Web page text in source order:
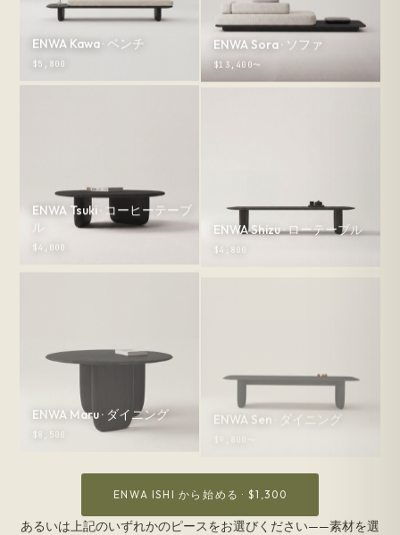
ENWA Kawa · ベンチ
$5,800
ENWA Sora · ソファ
$13,400〜
ENWA Tsuki · コーヒーテーブ
ル
$4,000
ENWA Shizu · ローテーブル
$4,800
ENWA Maru · ダイニング ENWA Sen · ダイニング
$9,800〜
ENWA ISHI から始める · $1,300
あるいは上記のいずれかのピースをお選びください——素材を選